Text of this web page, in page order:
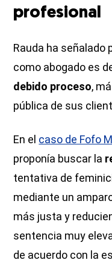
profesional
Rauda ha señalado
como abogado es
debido proceso,
pública de sus
En el caso de Fofo
proponía buscar la
tentativa de
mediante un
más justa y
sentencia muy
de acuerdo con la